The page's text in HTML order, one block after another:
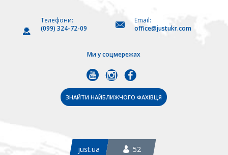
Телефони:
(099) 324-72-09
Email:
office@justukr.com
Ми у соцмережах
ЗНАЙТИ НАЙБЛИЖЧОГО ФАХІВЦЯ
just.ua 52